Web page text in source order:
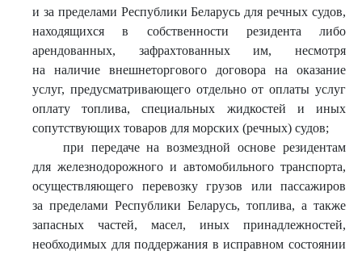
и за пределами Республики Беларусь для речных судов,
находящихся в собственности резидента либо
арендованных, зафрахтованных им, несмотря
на наличие внешнеторгового договора на оказание
услуг, предусматривающего отдельно от оплаты услуг
оплату топлива, специальных жидкостей и иных
сопутствующих товаров для морских (речных) судов;
при передаче на возмездной основе резидентам
для железнодорожного и автомобильного транспорта,
осуществляющего перевозку грузов или пассажиров
за пределами Республики Беларусь, топлива, а также
запасных частей, масел, иных принадлежностей,
необходимых для поддержания в исправном состоянии